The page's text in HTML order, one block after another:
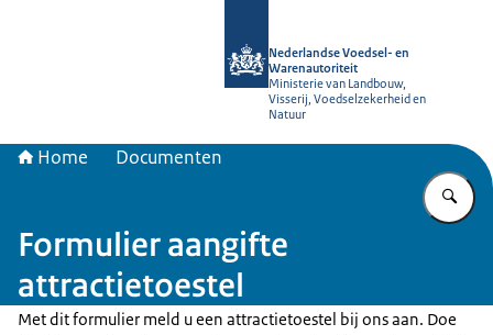
Nederlandse Voedsel- en
Warenautoriteit
Ministerie van Landbouw,
Visserij, Voedselzekerheid en
Natuur
Home Documenten
Formulier aangifte
attractietoestel
Met dit formulier meld u een attractietoestel bij ons aan. Doe